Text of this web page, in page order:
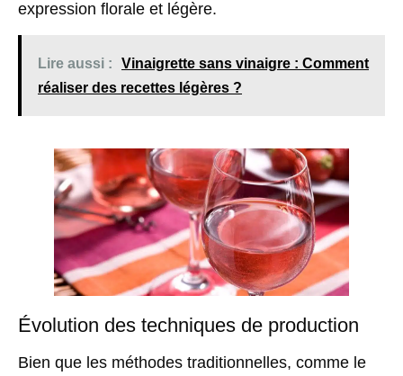
expression florale et légère.
Lire aussi :
Vinaigrette sans vinaigre : Comment
réaliser des recettes légères ?
Évolution des techniques de production
Bien que les méthodes traditionnelles, comme le